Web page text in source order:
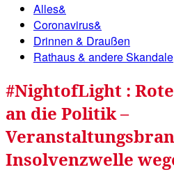
Alles&
Coronavirus&
Drinnen & Draußen
Rathaus & andere Skandale
#NightofLight :
an die Politik –
Insolvenzwelle